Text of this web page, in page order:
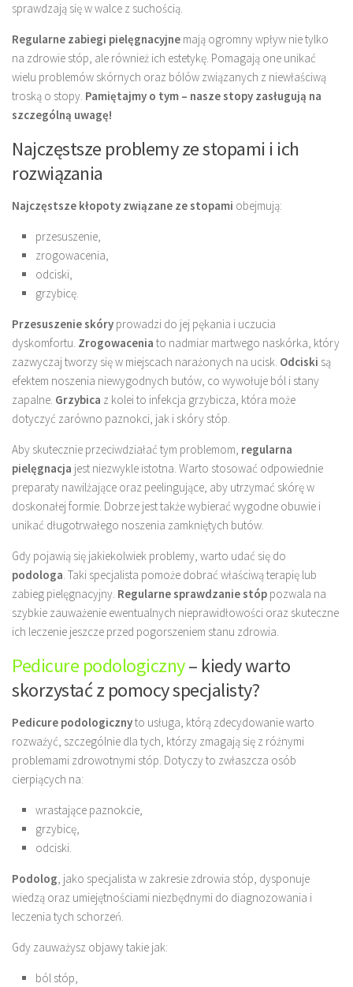
sprawdzają się w walce z suchością.
Regularne zabiegi pielęgnacyjne mają ogromny wpływ nie tylko
na zdrowie stóp, ale również ich estetykę. Pomagają one unikać
wielu problemów skórnych oraz bólów związanych z niewłaściwą
troską o stopy. Pamiętajmy o tym – nasze stopy zasługują na
szczególną uwagę!
Najczęstsze problemy ze stopami i ich
rozwiązania
Najczęstsze kłopoty związane ze stopami obejmują:
przesuszenie,
zrogowacenia,
odciski,
grzybicę.
Przesuszenie skóry prowadzi do jej pękania i uczucia
dyskomfortu. Zrogowacenia to nadmiar martwego naskórka, który
zazwyczaj tworzy się w miejscach narażonych na ucisk. Odciski są
efektem noszenia niewygodnych butów, co wywołuje ból i stany
zapalne. Grzybica z kolei to infekcja grzybicza, która może
dotyczyć zarówno paznokci, jak i skóry stóp.
Aby skutecznie przeciwdziałać tym problemom, regularna
pielęgnacja jest niezwykle istotna. Warto stosować odpowiednie
preparaty nawilżające oraz peelingujące, aby utrzymać skórę w
doskonałej formie. Dobrze jest także wybierać wygodne obuwie i
unikać długotrwałego noszenia zamkniętych butów.
Gdy pojawią się jakiekolwiek problemy, warto udać się do
podologa. Taki specjalista pomoże dobrać właściwą terapię lub
zabieg pielęgnacyjny. Regularne sprawdzanie stóp pozwala na
szybkie zauważenie ewentualnych nieprawidłowości oraz skuteczne
ich leczenie jeszcze przed pogorszeniem stanu zdrowia.
Pedicure podologiczny– kiedy warto
skorzystać z pomocy specjalisty?
Pedicure podologicznyto usługa, którą zdecydowanie warto
rozważyć, szczególnie dla tych, którzy zmagają się z różnymi
problemami zdrowotnymi stóp. Dotyczy to zwłaszcza osób
cierpiących na:
wrastające paznokcie,
grzybicę,
odciski.
Podolog, jako specjalista w zakresie zdrowia stóp, dysponuje
wiedzą oraz umiejętnościami niezbędnymi do diagnozowania i
leczenia tych schorzeń.
Gdy zauważysz objawy takie jak:
ból stóp,